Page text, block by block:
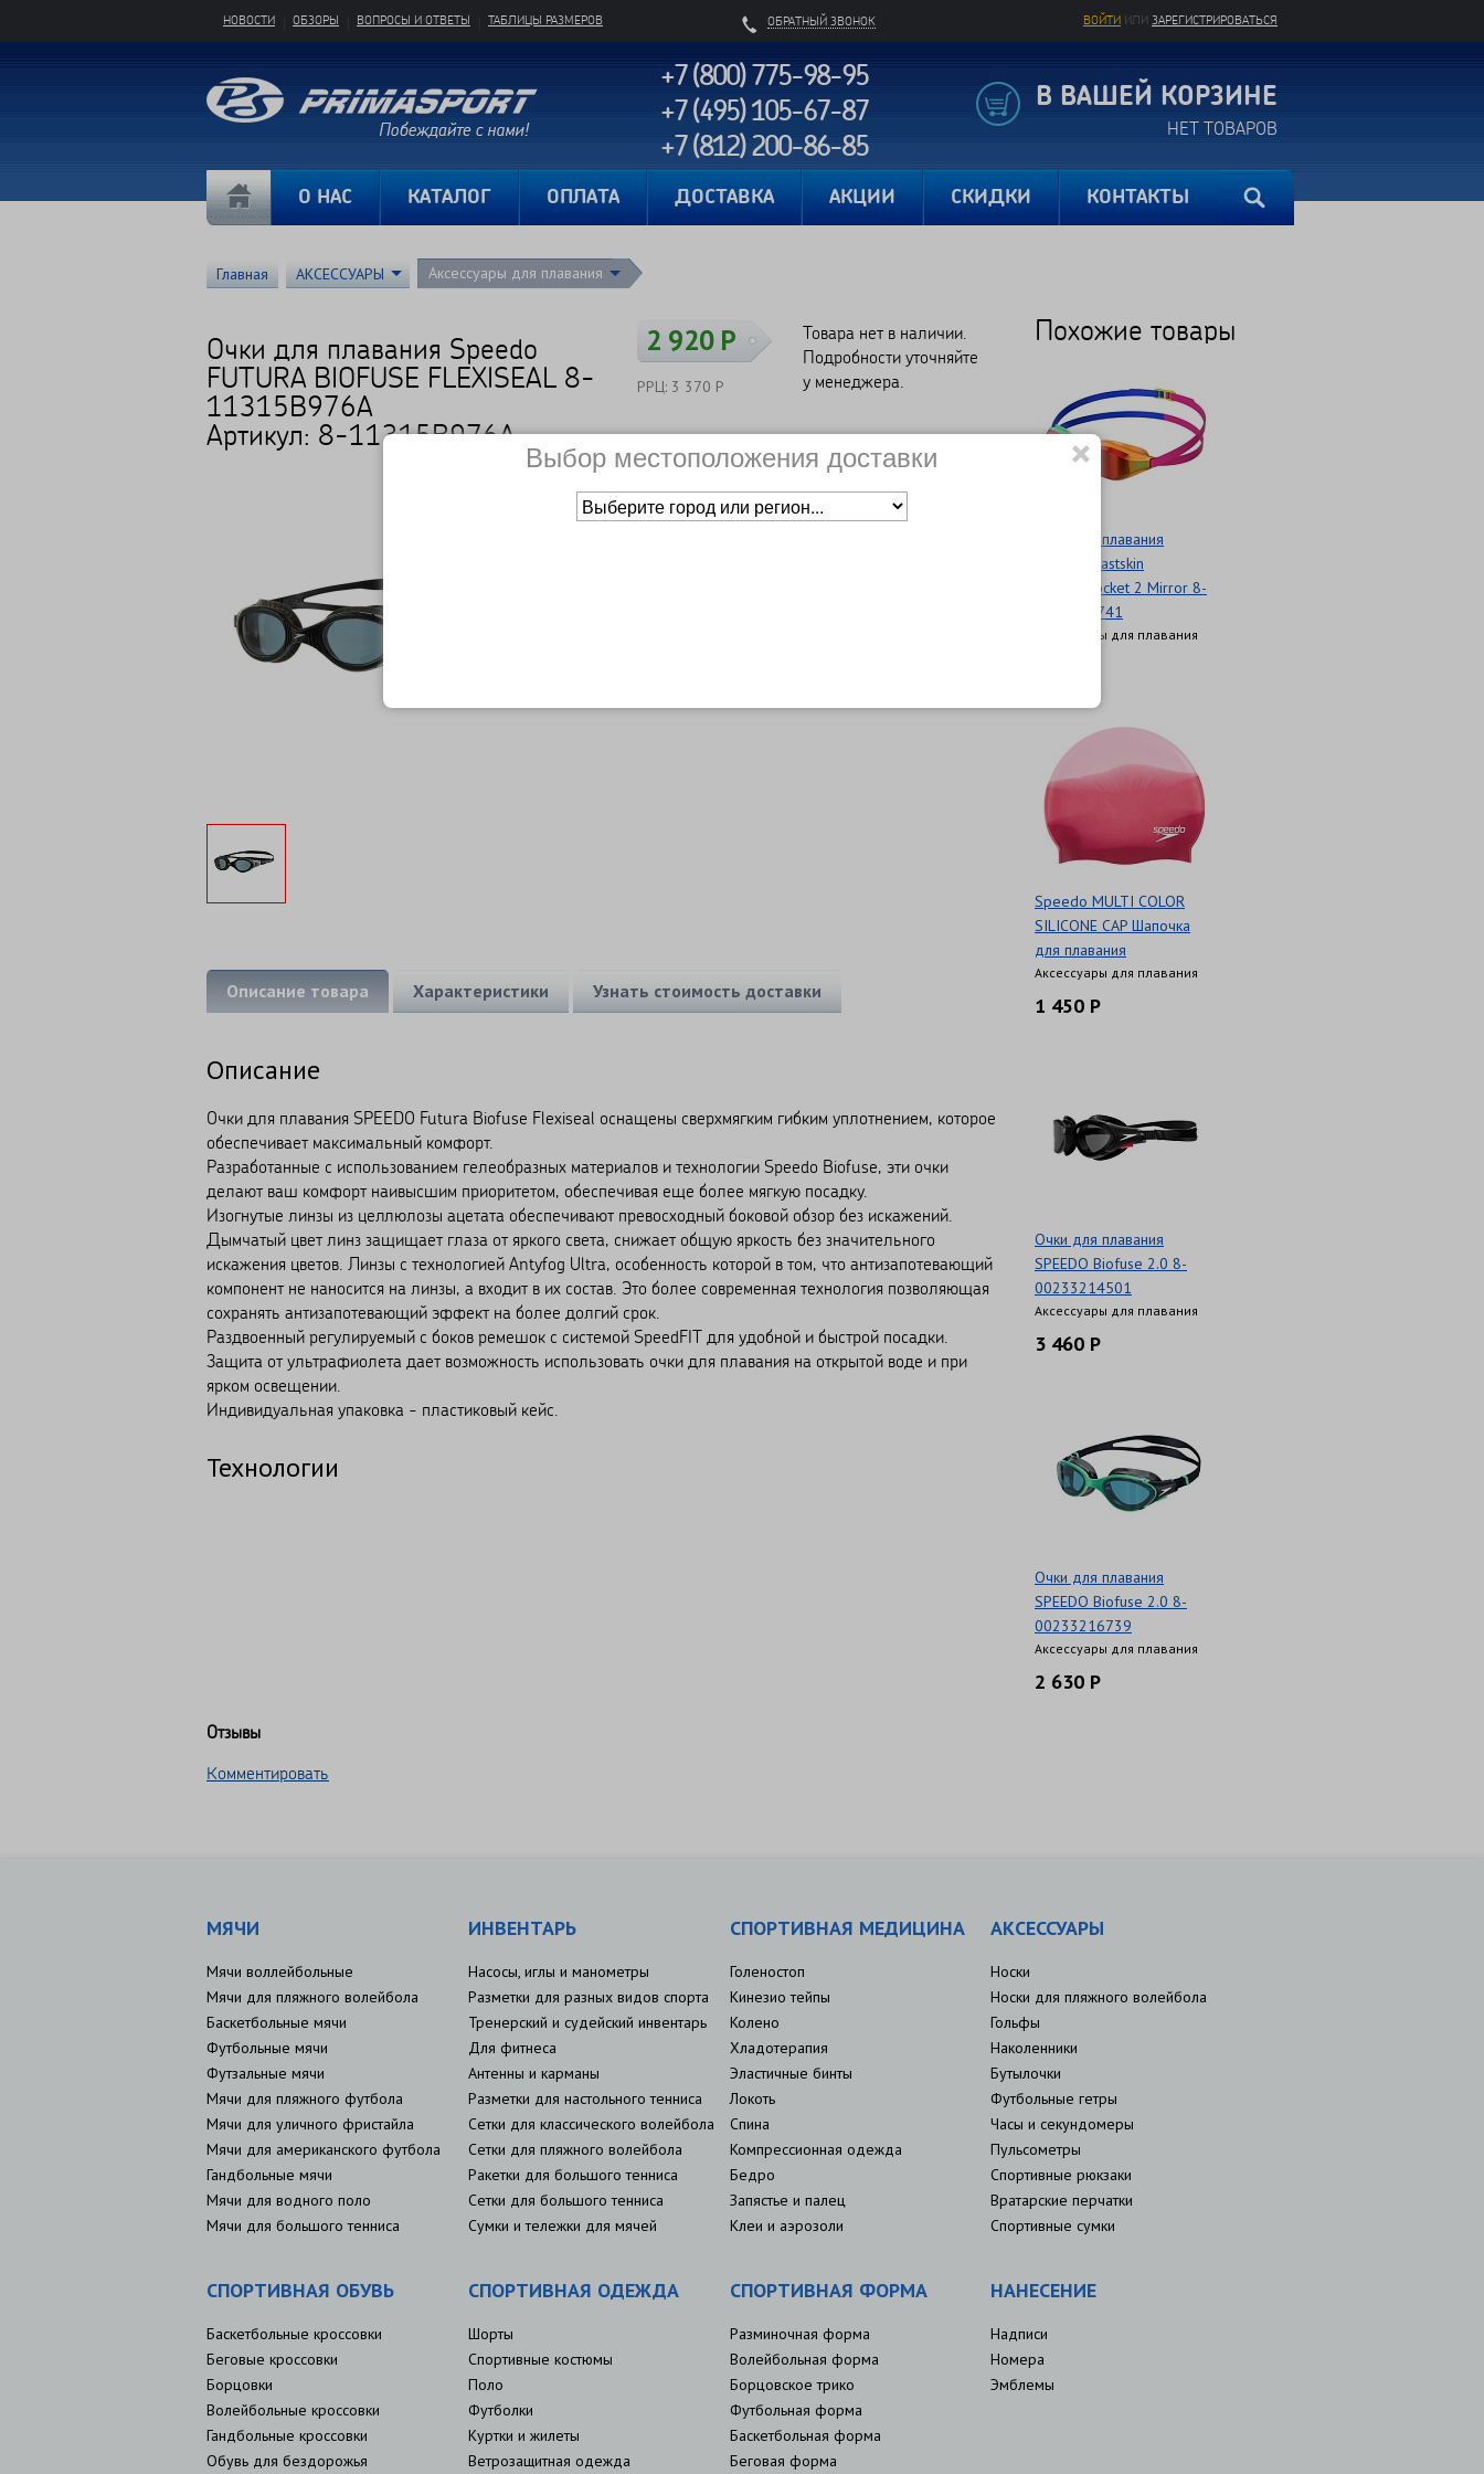
ОБРАТНЫЙ ЗВОНОК ВОЙТИ ИЛИ ЗАРЕГИСТРИРОВАТЬСЯ
НОВОСТИ ОБЗОРЫ ВОПРОСЫ И ОТВЕТЫ ТАБЛИЦЫ РАЗМЕРОВ
+7 (800) 775-98-95
+7 (495) 105-67-87
+7 (812) 200-86-85
В ВАШЕЙ КОРЗИНЕ
НЕТ ТОВАРОВ
О НАС КАТАЛОГ ОПЛАТА ДОСТАВКА АКЦИИ СКИДКИ КОНТАКТЫ
Главная АКСЕССУАРЫ Аксессуары для плавания
Очки для плавания Speedo
FUTURA BIOFUSE FLEXISEAL 8-
11315B976A
Артикул: 8-11315B976A
2 920 Р
РРЦ: 3 370 Р
Товара нет в наличии.
Подробности уточняйте
у менеджера.
Сравнить Нет в наличии
Основное о товаре
Описание товара Характеристики Узнать стоимость доставки
Описание
Очки для плавания SPEEDO Futura Biofuse Flexiseal оснащены сверхмягким гибким уплотнением, которое
обеспечивает максимальный комфорт.
Разработанные с использованием гелеобразных материалов и технологии Speedo Biofuse, эти очки
делают ваш комфорт наивысшим приоритетом, обеспечивая еще более мягкую посадку.
Изогнутые линзы из целлюлозы ацетата обеспечивают превосходный боковой обзор без искажений.
Дымчатый цвет линз защищает глаза от яркого света, снижает общую яркость без значительного
искажения цветов. Линзы с технологией Antyfog Ultra, особенность которой в том, что антизапотевающий
компонент не наносится на линзы, а входит в их состав. Это более современная технология позволяющая
сохранять антизапотевающий эффект на более долгий срок.
Раздвоенный регулируемый с боков ремешок с системой SpeedFIT для удобной и быстрой посадки.
Защита от ультрафиолета дает возможность использовать очки для плавания на открытой воде и при
ярком освещении.
Индивидуальная упаковка - пластиковый кейс.
Технологии
Похожие товары
Очки для плавания
SPEEDO Fastskin
Speedosocket 2 Mirror 8-
1089716741
Аксессуары для плавания
Speedo MULTI COLOR
SILICONE CAP Шапочка
для плавания
Аксессуары для плавания
1 450 Р
Очки для плавания
SPEEDO Biofuse 2.0 8-
00233214501
Аксессуары для плавания
3 460 Р
Очки для плавания
SPEEDO Biofuse 2.0 8-
00233216739
Аксессуары для плавания
2 630 Р
Отзывы
Комментировать
МЯЧИ
Мячи воллейбольные
Мячи для пляжного волейбола
Баскетбольные мячи
Футбольные мячи
Футзальные мячи
Мячи для пляжного футбола
Мячи для уличного фристайла
Мячи для американского футбола
Гандбольные мячи
Мячи для водного поло
Мячи для большого тенниса
ИНВЕНТАРЬ
Насосы, иглы и манометры
Разметки для разных видов спорта
Тренерский и судейский инвентарь
Для фитнеса
Антенны и карманы
Разметки для настольного тенниса
Сетки для классического волейбола
Сетки для пляжного волейбола
Ракетки для большого тенниса
Сетки для большого тенниса
Сумки и тележки для мячей
СПОРТИВНАЯ МЕДИЦИНА
Голеностоп
Кинезио тейпы
Колено
Хладотерапия
Эластичные бинты
Локоть
Спина
Компрессионная одежда
Бедро
Запястье и палец
Клеи и аэрозоли
АКСЕССУАРЫ
Носки
Носки для пляжного волейбола
Гольфы
Наколенники
Бутылочки
Футбольные гетры
Часы и секундомеры
Пульсометры
Спортивные рюкзаки
Вратарские перчатки
Спортивные сумки
СПОРТИВНАЯ ОБУВЬ
Баскетбольные кроссовки
Беговые кроссовки
Борцовки
Волейбольные кроссовки
Гандбольные кроссовки
Обувь для бездорожья
СПОРТИВНАЯ ОДЕЖДА
Шорты
Спортивные костюмы
Поло
Футболки
Куртки и жилеты
Ветрозащитная одежда
СПОРТИВНАЯ ФОРМА
Разминочная форма
Волейбольная форма
Борцовское трико
Футбольная форма
Баскетбольная форма
Беговая форма
НАНЕСЕНИЕ
Надписи
Номера
Эмблемы
Выбор местоположения доставки